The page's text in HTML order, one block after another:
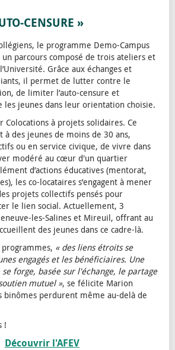
CENSURE »
le programme Demo-Campus
parcours composé de trois ateliers et
Grâce aux échanges et
il permet de lutter contre le
de limiter l’auto-censure et
les jeunes dans leur orientation choisie.
Colocations à projets solidaires. Ce
des jeunes de moins de 30 ans,
ou en service civique, de vivre dans
modéré au cœur d'un quartier
d’actions éducatives (mentorat,
les co-locataires s’engagent à mener
projets collectifs pensés pour
le lien social. Actuellement, 3
les-Salines et Mireuil, offrant au
des jeunes dans ce cadre-là.
programmes, « des liens étroits se
engagés et les bénéficiaires. Une
forge, basée sur l'échange, le partage
mutuel », se félicite Marion
binômes perdurent même au-delà de
!
Découvrir l'AFEV